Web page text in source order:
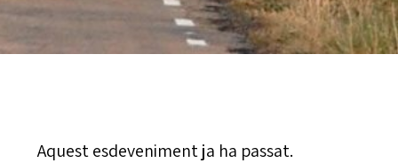
Aquest esdeveniment ja ha passat.